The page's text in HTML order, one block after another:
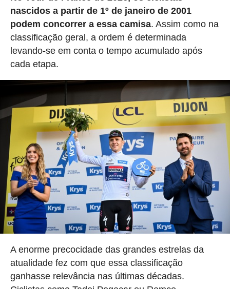
nascidos a partir de 1º de janeiro de 2001
podem concorrer a essa camisa. Assim como na
classificação geral, a ordem é determinada
levando-se em conta o tempo acumulado após
cada etapa.
A enorme precocidade das grandes estrelas da
atualidade fez com que essa classificação
ganhasse relevância nas últimas décadas.